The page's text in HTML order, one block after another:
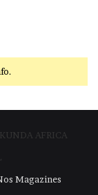
AFRICA
Magazines